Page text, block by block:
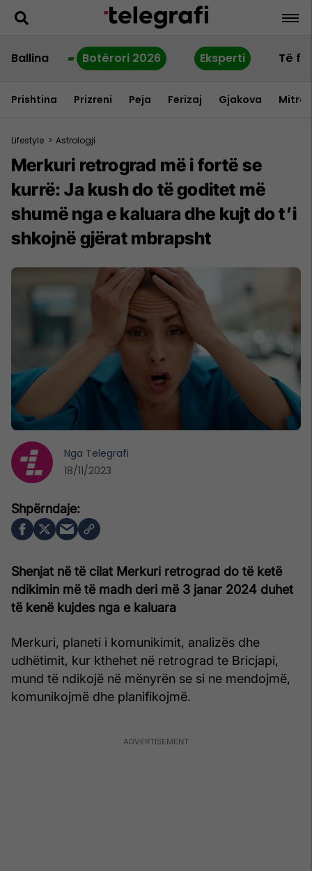
Ballina Botërori 2026 Eksperti Të
Prishtina Prizreni Peja Ferizaj Gjakova
Lifestyle > Astrologji
Merkuri retrograd më i fortë se
kurrë: Ja kush do të goditet më
shumë nga e kaluara dhe kujt do t’i
shkojnë gjërat mbrapsht
Shenjat në të cilat Merkuri retrograd do të ketë
ndikimin më të madh deri më 3 janar 2024 duhet
të kenë kujdes nga e kaluara
Merkuri, planeti i komunikimit, analizës dhe
udhëtimit, kur kthehet në retrograd te Bricjapi,
mund të ndikojë në mënyrën se si ne mendojmë,
komunikojmë dhe planifikojmë.
Nga Telegrafi
18/11/2023